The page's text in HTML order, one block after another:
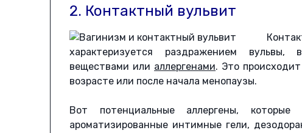
2. Контактный вульвит
характеризуется раздражением вульвы,
веществами или аллергенами. Это
возрасте или после начала менопаузы.
Вот потенциальные аллергены,
ароматизированные интимные гели,